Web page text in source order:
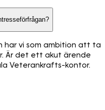
har vi som ambition att ta
Är det ett akut ärende
Veterankrafts-kontor.